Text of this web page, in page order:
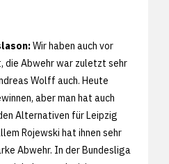
Wir haben auch vor
die Abwehr war zuletzt sehr
Wolff auch. Heute
aber man hat auch
Alternativen für Leipzig
Rojewski hat ihnen sehr
Abwehr. In der Bundesliga